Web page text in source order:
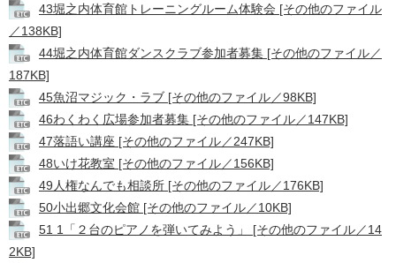
43堀之内体育館トレーニングルーム体験会 [その他のファイル
／138KB]
44堀之内体育館ダンスクラブ参加者募集 [その他のファイル／
187KB]
45魚沼マジック・ラブ [その他のファイル／98KB]
46わくわく広場参加者募集 [その他のファイル／147KB]
47落語い講座 [その他のファイル／247KB]
48いけ花教室 [その他のファイル／156KB]
49人権なんでも相談所 [その他のファイル／176KB]
50小出郷文化会館 [その他のファイル／10KB]
51 1「２台のピアノを弾いてみよう」 [その他のファイル／14
2KB]